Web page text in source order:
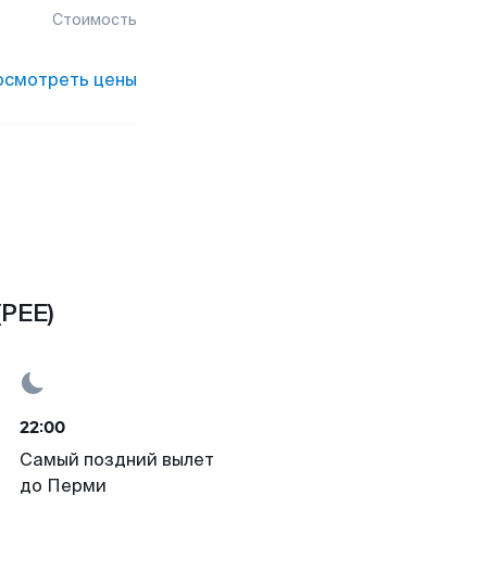
Стоимость
цены
22:00
Самый поздний вылет
до Перми